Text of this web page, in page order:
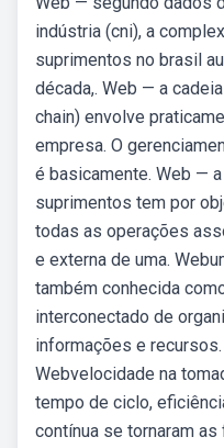
indústria (cni), a
suprimentos no brasil
década,. Web — a
chain) envolve
empresa. O
é basicamente. Web —
suprimentos tem por
todas as operações
e externa de uma.
também conhecida
interconectado de
informações e
Webvelocidade na
tempo de ciclo,
contínua se tornaram